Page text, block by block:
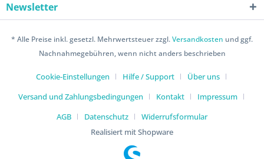
Newsletter
* Alle Preise inkl. gesetzl. Mehrwertsteuer zzgl.Versandkosten und ggf.
Nachnahmegebühren, wenn nicht anders beschrieben
Cookie-Einstellungen Hilfe / Support
Über uns
Versand und Zahlungsbedingungen
Kontakt
Impressum
AGB
Datenschutz
Widerrufsformular
Realisiert mit Shopware